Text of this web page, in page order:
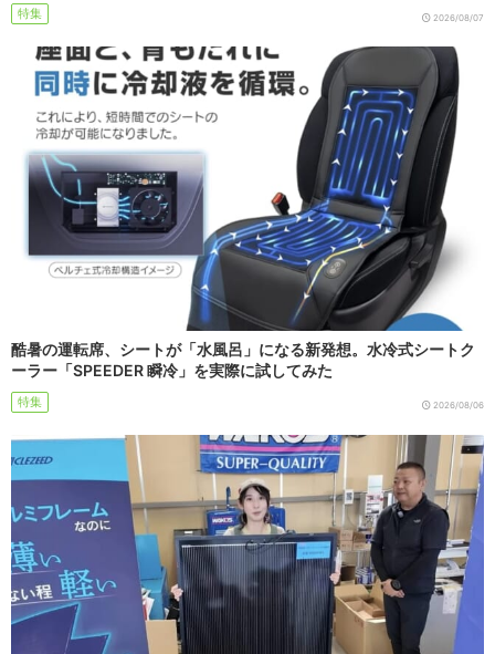
特集 2026/08/07
酷暑の運転席、シートが「水風呂」になる新発想。水冷式シートク
ーラー「SPEEDER 瞬冷」を実際に試してみた
特集 2026/08/06